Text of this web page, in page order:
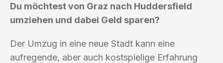
Du möchtest von Graz nach Huddersfield
umziehen und dabei Geld sparen?
Der Umzug in eine neue Stadt kann eine
aufregende, aber auch kostspielige Erfahrung